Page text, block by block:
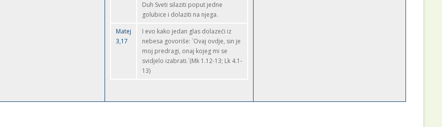
Duh Sveti silaziti poput jedne
golubice i dolaziti na njega.
Matej
3,17
I evo kako jedan glas dolazeći iz
nebesa govoriše: `Ovaj ovdje, sin je
moj predragi, onaj kojeg mi se
svidjelo izabrati.`(Mk 1.12-13; Lk 4.1-
13)